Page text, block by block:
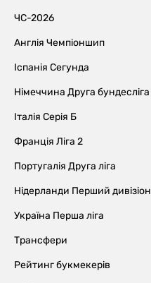
ЧС-2026
Англія Чемпіоншип
Іспанія Сегунда
Німеччина Друга бундесліга
Італія Серія Б
Франція Ліга 2
Португалія Друга ліга
Нідерланди Перший дивізіон
Україна Перша ліга
Трансфери
Рейтинг букмекерів